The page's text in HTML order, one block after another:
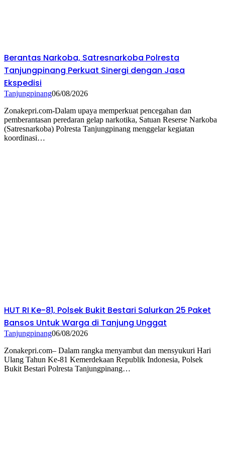
Berantas Narkoba, Satresnarkoba Polresta
Tanjungpinang Perkuat Sinergi dengan Jasa
Ekspedisi
Tanjungpinang06/08/2026
Zonakepri.com-Dalam upaya memperkuat pencegahan dan
pemberantasan peredaran gelap narkotika, Satuan Reserse Narkoba
(Satresnarkoba) Polresta Tanjungpinang menggelar kegiatan
koordinasi…
HUT RI Ke-81, Polsek Bukit Bestari Salurkan 25 Paket
Bansos Untuk Warga di Tanjung Unggat
Tanjungpinang06/08/2026
Zonakepri.com– Dalam rangka menyambut dan mensyukuri Hari
Ulang Tahun Ke-81 Kemerdekaan Republik Indonesia, Polsek
Bukit Bestari Polresta Tanjungpinang…